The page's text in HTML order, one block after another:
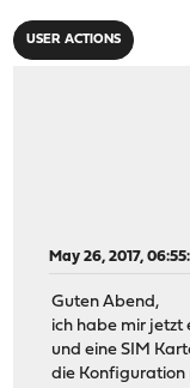
USER ACTIONS
May 26, 2017,
Guten Abend,
ich habe mir jetzt
und eine SIM
die Konfiguration